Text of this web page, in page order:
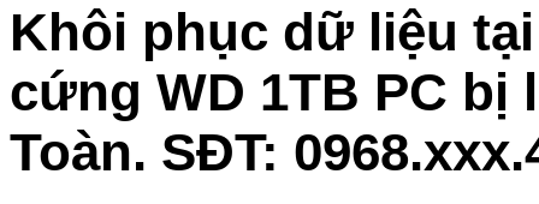
Khôi phục dữ liệu
cứng WD 1TB PC bị
Toàn. SĐT: